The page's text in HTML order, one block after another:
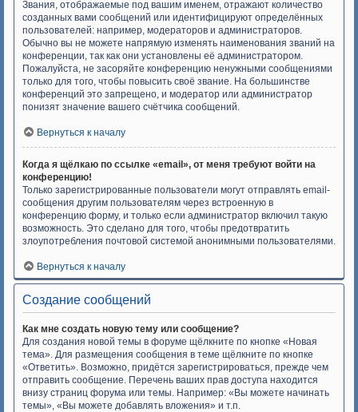
Звания, отображаемые под вашим именем, отражают количество
созданных вами сообщений или идентифицируют определённых
пользователей: например, модераторов и администраторов.
Обычно вы не можете напрямую изменять наименования званий на
конференции, так как они установлены её администратором.
Пожалуйста, не засоряйте конференцию ненужными сообщениями
только для того, чтобы повысить своё звание. На большинстве
конференций это запрещено, и модератор или администратор
понизят значение вашего счётчика сообщений.
Вернуться к началу
Когда я щёлкаю по ссылке «email», от меня требуют войти на
конференцию!
Только зарегистрированные пользователи могут отправлять email-
сообщения другим пользователям через встроенную в
конференцию форму, и только если администратор включил такую
возможность. Это сделано для того, чтобы предотвратить
злоупотребления почтовой системой анонимными пользователями.
Вернуться к началу
Создание сообщений
Как мне создать новую тему или сообщение?
Для создания новой темы в форуме щёлкните по кнопке «Новая
тема». Для размещения сообщения в теме щёлкните по кнопке
«Ответить». Возможно, придётся зарегистрироваться, прежде чем
отправить сообщение. Перечень ваших прав доступа находится
внизу страниц форума или темы. Например: «Вы можете начинать
темы», «Вы можете добавлять вложения» и т.п.